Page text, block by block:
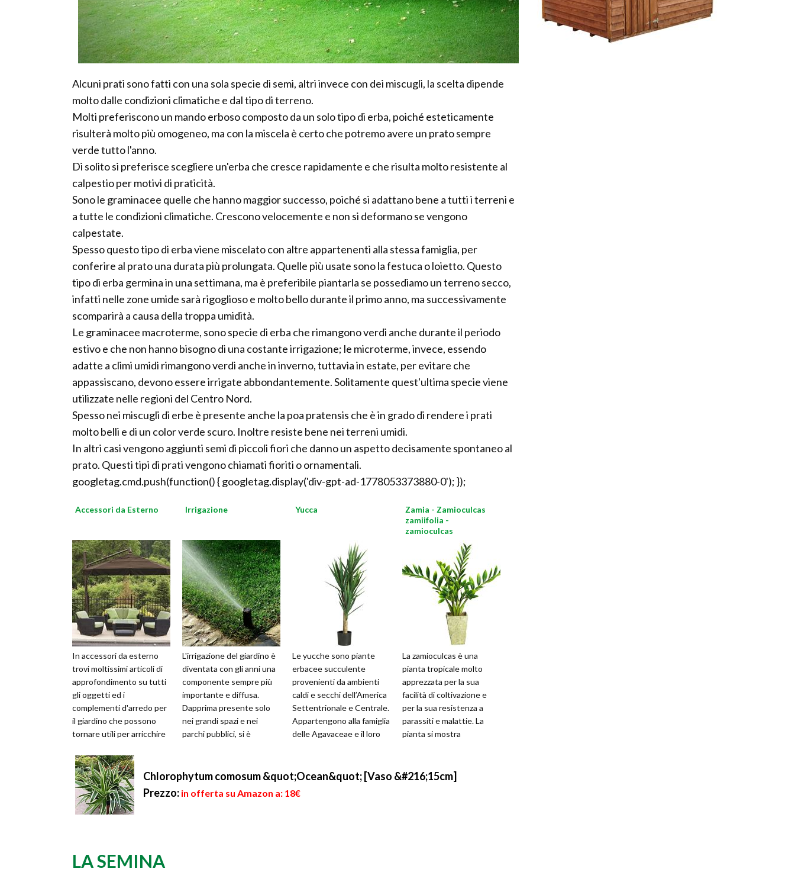
Alcuni prati sono fatti con una sola specie di semi, altri invece con dei miscugli, la scelta dipende
molto dalle condizioni climatiche e dal tipo di terreno.
Molti preferiscono un mando erboso composto da un solo tipo di erba, poiché esteticamente
risulterà molto più omogeneo, ma con la miscela è certo che potremo avere un prato sempre
verde tutto l'anno.
Di solito si preferisce scegliere un'erba che cresce rapidamente e che risulta molto resistente al
calpestio per motivi di praticità.
Sono le graminacee quelle che hanno maggior successo, poiché si adattano bene a tutti i terreni e
a tutte le condizioni climatiche. Crescono velocemente e non si deformano se vengono
calpestate.
Spesso questo tipo di erba viene miscelato con altre appartenenti alla stessa famiglia, per
conferire al prato una durata più prolungata. Quelle più usate sono la festuca o loietto. Questo
tipo di erba germina in una settimana, ma è preferibile piantarla se possediamo un terreno secco,
infatti nelle zone umide sarà rigoglioso e molto bello durante il primo anno, ma successivamente
scomparirà a causa della troppa umidità.
Le graminacee macroterme, sono specie di erba che rimangono verdi anche durante il periodo
estivo e che non hanno bisogno di una costante irrigazione; le microterme, invece, essendo
adatte a climi umidi rimangono verdi anche in inverno, tuttavia in estate, per evitare che
appassiscano, devono essere irrigate abbondantemente. Solitamente quest'ultima specie viene
utilizzate nelle regioni del Centro Nord.
Spesso nei miscugli di erbe è presente anche la poa pratensis che è in grado di rendere i prati
molto belli e di un color verde scuro. Inoltre resiste bene nei terreni umidi.
In altri casi vengono aggiunti semi di piccoli fiori che danno un aspetto decisamente spontaneo al
prato. Questi tipi di prati vengono chiamati fioriti o ornamentali.
googletag.cmd.push(function() { googletag.display('div-gpt-ad-1778053373880-0'); });
Accessori da Esterno
In accessori da esterno
trovi moltissimi articoli di
approfondimento su tutti
gli oggetti ed i
complementi d'arredo per
il giardino che possono
tornare utili per arricchire
rendere...
Irrigazione
L'irrigazione del giardino è
diventata con gli anni una
componente sempre più
importante e diffusa.
Dapprima presente solo
nei grandi spazi e nei
parchi pubblici, si è
Yucca
Le yucche sono piante
erbacee succulente
provenienti da ambienti
caldi e secchi dell’America
Settentrionale e Centrale.
Appartengono alla famiglia
delle Agavaceae e il loro
Zamia - Zamioculcas
zamiifolia -
zamioculcas
La zamioculcas è una
pianta tropicale molto
apprezzata per la sua
facilità di coltivazione e
per la sua resistenza a
parassiti e malattie. La
pianta si mostra
Chlorophytum comosum &quot;Ocean&quot; [Vaso &#216;15cm]
Prezzo: in offerta su Amazon a: 18€
LA SEMINA